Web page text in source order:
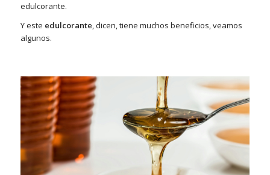
edulcorante.
Y este edulcorante, dicen, tiene muchos beneficios, veamos
algunos.